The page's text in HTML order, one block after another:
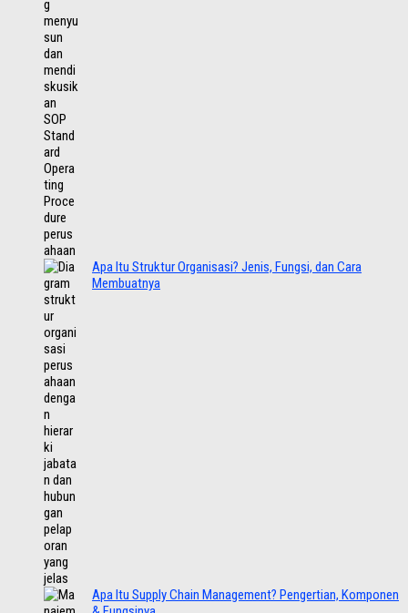
Apa Itu Struktur Organisasi? Jenis, Fungsi, dan Cara
Membuatnya
Apa Itu Supply Chain Management? Pengertian, Komponen